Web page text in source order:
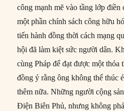
công mạnh mẽ vào tầng lớp
một phần chính sách công hữu
tiến hành đồng thời cách mạng
hội đã làm kiệt sức người dân.
cùng Pháp để đạt được một thỏa
đồng ý rằng ông không thể thúc
thêm nữa. Những người cộng
Điện Biên Phủ, nhưng không